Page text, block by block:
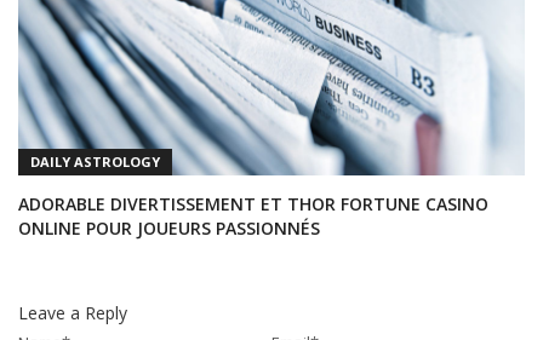
DAILY ASTROLOGY
ADORABLE DIVERTISSEMENT ET THOR FORTUNE CASINO
ONLINE POUR JOUEURS PASSIONNÉS
Leave a Reply